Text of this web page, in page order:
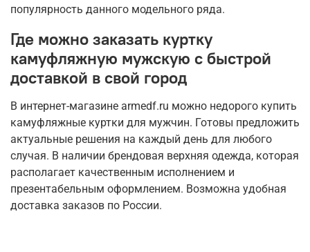
популярность данного модельного ряда.
Где можно заказать куртку
камуфляжную мужскую с быстрой
доставкой в свой город
В интернет-магазине armedf.ru можно недорого купить
камуфляжные куртки для мужчин. Готовы предложить
актуальные решения на каждый день для любого
случая. В наличии брендовая верхняя одежда, которая
располагает качественным исполнением и
презентабельным оформлением. Возможна удобная
доставка заказов по России.